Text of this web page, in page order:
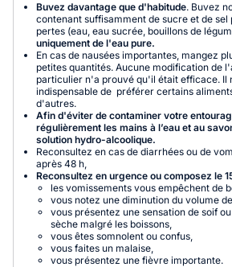
Buvez davantage que d'habitude. Buvez
contenant suffisamment de sucre et de
pertes (eau, eau sucrée, bouillons de
uniquement de l'eau pure.
En cas de nausées importantes, mangez
petites quantités. Aucune modification de
particulier n'a prouvé qu'il était efficace. Il
indispensable de préférer certains
d'autres.
Afin d'éviter de contaminer votre
régulièrement les mains à l’eau et au
solution hydro-alcoolique.
Reconsultez en cas de diarrhées ou de
après 48 h,
Reconsultez en urgence ou composez le
les vomissements vous empêchent de
vous notez une diminution du volume
vous présentez une sensation de soif
sèche malgré les boissons,
vous êtes somnolent ou confus,
vous faites un malaise,
vous présentez une fièvre importante.